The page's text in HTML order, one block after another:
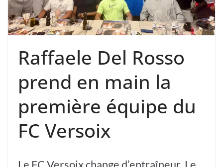
Raffaele Del Rosso
prend en main la
première équipe du
FC Versoix